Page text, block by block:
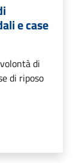
e case
di
di riposo